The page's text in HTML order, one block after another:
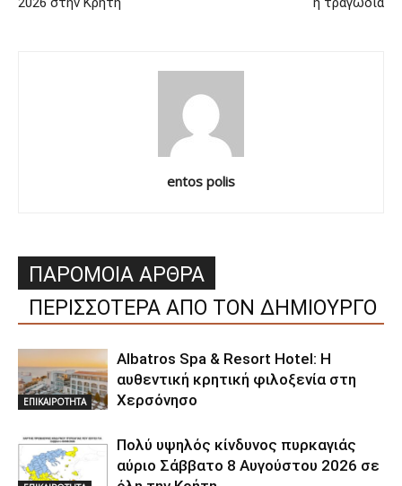
entos polis
ΠΑΡΟΜΟΙΑ ΑΡΘΡΑ
ΠΕΡΙΣΣΟΤΕΡΑ ΑΠΟ ΤΟΝ ΔΗΜΙΟΥΡΓΟ
ΕΠΙΚΑΙΡΟΤΗΤΑ
Albatros Spa & Resort Hotel: Η
αυθεντική κρητική φιλοξενία στη
Χερσόνησο
Πολύ υψηλός κίνδυνος πυρκαγιάς
αύριο Σάββατο 8 Αυγούστου 2026 σε